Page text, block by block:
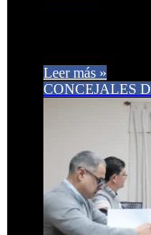
Leer más »
CONCEJALES